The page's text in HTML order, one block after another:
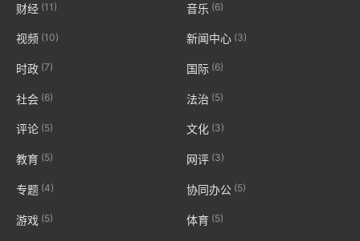
财经 (11) 音乐 (6)
视频 (10) 新闻中心 (3)
时政 (7) 国际(6)
社会 (6) 法治 (5)
评论 (5) 文化 (3)
教育 (5) 网评(3)
专题 (4) 协同办公(5)
游戏 (5) 体育(5)